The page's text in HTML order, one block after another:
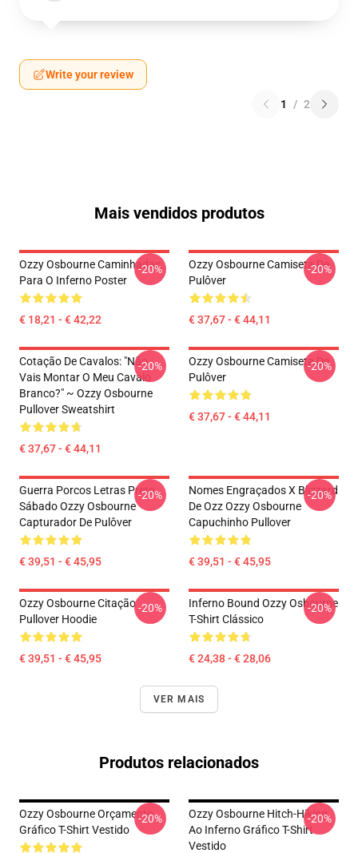
Write your review
1 / 2
Mais vendidos produtos
Ozzy Osbourne Caminhadas
Para O Inferno Poster
€ 18,21 - € 42,22
-20%
Ozzy Osbourne Camiseta De
Pulôver
€ 37,67 - € 44,11
-20%
Cotação De Cavalos: "Não
Vais Montar O Meu Cavalo
Branco?" ~ Ozzy Osbourne
Pullover Sweatshirt
€ 37,67 - € 44,11
-20%
Ozzy Osbourne Camiseta De
Pulôver
€ 37,67 - € 44,11
-20%
Guerra Porcos Letras Preto
Sábado Ozzy Osbourne
Capturador De Pulôver
€ 39,51 - € 45,95
-20%
Nomes Engraçados X Blizzard
De Ozz Ozzy Osbourne
Capuchinho Pullover
€ 39,51 - € 45,95
-20%
Ozzy Osbourne Citação
Pullover Hoodie
€ 39,51 - € 45,95
-20%
Inferno Bound Ozzy Osbourne
T-Shirt Clássico
€ 24,38 - € 28,06
-20%
VER MAIS
Produtos relacionados
Ozzy Osbourne Orçamento
Gráfico T-Shirt Vestido
-20%
Ozzy Osbourne Hitch-Hiking
Ao Inferno Gráfico T-Shirt
Vestido
-20%